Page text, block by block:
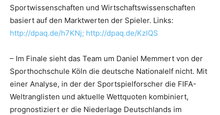
Sportwissenschaften und Wirtschaftswissenschaften
basiert auf den Marktwerten der Spieler. Links:
http://dpaq.de/h7KNj; http://dpaq.de/KzIQS
– Im Finale sieht das Team um Daniel Memmert von der
Sporthochschule Köln die deutsche Nationalelf nicht. Mit
einer Analyse, in der der Sportspielforscher die FIFA-
Weltranglisten und aktuelle Wettquoten kombiniert,
prognostiziert er die Niederlage Deutschlands im